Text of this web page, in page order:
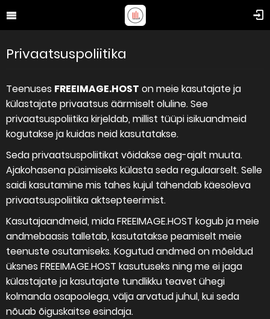
Privaatsuspoliitika
Teenuses FREEIMAGE.HOST on meie kasutajate ja
külastajate privaatsus äärmiselt oluline. See
privaatsuspoliitika kirjeldab, millist tüüpi isikuandmeid
kogutakse ja kuidas neid kasutatakse.
Seda privaatsuspoliitikat võidakse aeg-ajalt muuta.
Ajakohasena püsimiseks külasta seda regulaarselt. Selle
saidi kasutamine mis tahes kujul tähendab käesoleva
privaatsuspoliitika aktsepteerimist.
Kasutajaandmeid, mida FREEIMAGE.HOST kogub ja meie
andmebaasis talletab, kasutatakse peamiselt meie
teenuste osutamiseks. Kogutud andmed on mõeldud
üksnes FREEIMAGE.HOST kasutuseks ning me ei jaga
külastajate ja kasutajate tundlikku teavet ühegi
kolmanda osapoolega, välja arvatud juhul, kui seda
nõuab õiguskaitse esindaja.